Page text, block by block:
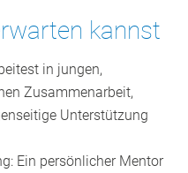
kannst
in jungen,
Zusammenarbeit,
Unterstützung
Ein persönlicher Mentor